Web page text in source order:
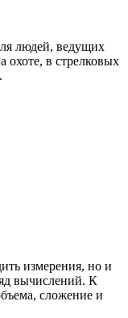
людей, ведущих
охоте, в стрелковых
измерения, но и
вычислений. К
сложение и